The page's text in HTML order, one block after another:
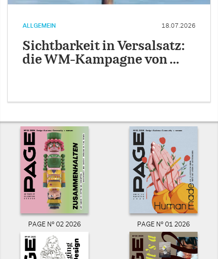
ALLGEMEIN 18.07.2026
Sichtbarkeit in Versalsatz:
die WM-Kampagne von …
PAGE N° 02 2026 PAGE N° 01 2026